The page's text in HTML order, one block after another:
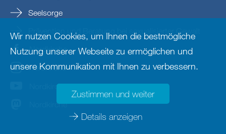
Seelsorge
Prävention und Beratung bei sexualisierter Gewalt
Nordkirche
nordkirche
Nordkirche
Nordkirche
Wir nutzen Cookies, um Ihnen die bestmögliche
Nutzung unserer Webseite zu ermöglichen und
unsere Kommunikation mit Ihnen zu verbessern.
Zustimmen und weiter
Details anzeigen